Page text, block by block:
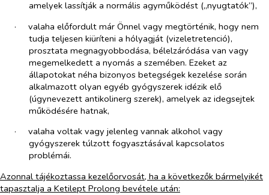
amelyek lassítják a normális agyműködést („nyugtatók”),
·​
valaha előfordult már Önnel vagy megtörténik, hogy nem
tudja teljesen kiüríteni a hólyagját (vizeletretenció),
prosztata megnagyobbodása, bélelzáródása van vagy
megemelkedett a nyomás a szemében. Ezeket az
állapotokat néha bizonyos betegségek kezelése során
alkalmazott olyan egyéb gyógyszerek idézik elő
(úgynevezett antikolinerg szerek), amelyek az idegsejtek
működésére hatnak,
·​
valaha voltak vagy jelenleg vannak alkohol vagy
gyógyszerek túlzott fogyasztásával kapcsolatos
problémái.
Azonnal tájékoztassa kezelőorvosát, ha a következők bármelyikét
tapasztalja a Ketilept Prolong bevétele után: